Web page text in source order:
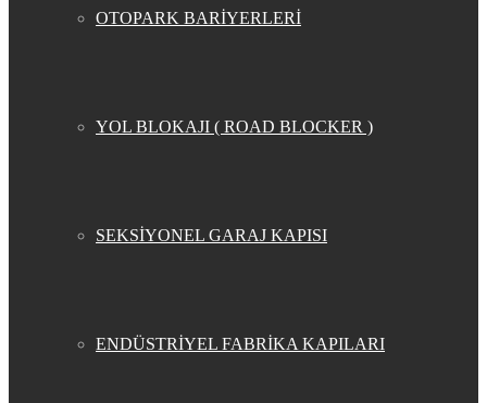
OTOPARK BARİYERLERİ
YOL BLOKAJI ( ROAD BLOCKER )
SEKSİYONEL GARAJ KAPISI
ENDÜSTRİYEL FABRİKA KAPILARI